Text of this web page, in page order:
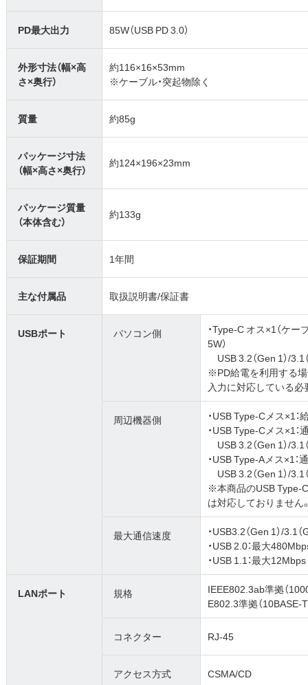
PD最大出力 85W（USB PD 3.0）
外形寸法（幅×高
さ×奥行）
約116×16×53mm
※ケーブル・突起物除く
質量 約85g
パッケージ寸法
（幅×高さ×奥行）
約124×196×23mm
パッケージ質量
（本体含む）
約133g
保証期間 1年間
主な付属品 取扱説明書/保証書
USBポート パソコン側
・Type-C オス×1（ケー
5W）
USB 3.2（Gen 1）/
※PD給電を利用する
入力に対応している必
周辺機器側
・USB Type-Cメス×1
・USB Type-Cメス×1：
USB 3.2（Gen 1）/3.1
・USB Type-Aメス×1：
USB 3.2（Gen 1）/3.1
※本商品のUSB Type-
は対応しておりません
最大通信速度
・USB3.2（Gen 1）/3.1
・USB 2.0：最大
・USB 1.1：最大12Mbps
LANポート 規格
IEEE802.3ab準拠（
E802.3準拠（10BASE-T
コネクター RJ-45
アクセス方式 CSMA/CD